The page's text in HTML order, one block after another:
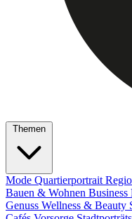
Themen
Mode Quartierportrait
Bauen & Wohnen Business
Genuss Wellness & Beauty